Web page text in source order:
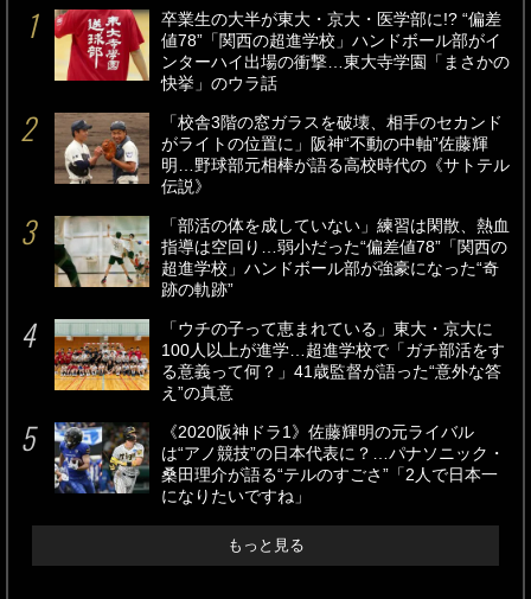
卒業生の大半が東大・京大・医学部に!? “偏差
値78”「関西の超進学校」ハンドボール部がイ
ンターハイ出場の衝撃…東大寺学園「まさかの
快挙」のウラ話
「校舎3階の窓ガラスを破壊、相手のセカンド
がライトの位置に」阪神“不動の中軸”佐藤輝
明…野球部元相棒が語る高校時代の《サトテル
伝説》
「部活の体を成していない」練習は閑散、熱血
指導は空回り…弱小だった“偏差値78”「関西の
超進学校」ハンドボール部が強豪になった“奇
跡の軌跡”
「ウチの子って恵まれている」東大・京大に
100人以上が進学…超進学校で「ガチ部活をす
る意義って何？」41歳監督が語った“意外な答
え”の真意
《2020阪神ドラ1》佐藤輝明の元ライバル
は“アノ競技”の日本代表に？…パナソニック・
桑田理介が語る“テルのすごさ”「2人で日本一
になりたいですね」
もっと見る